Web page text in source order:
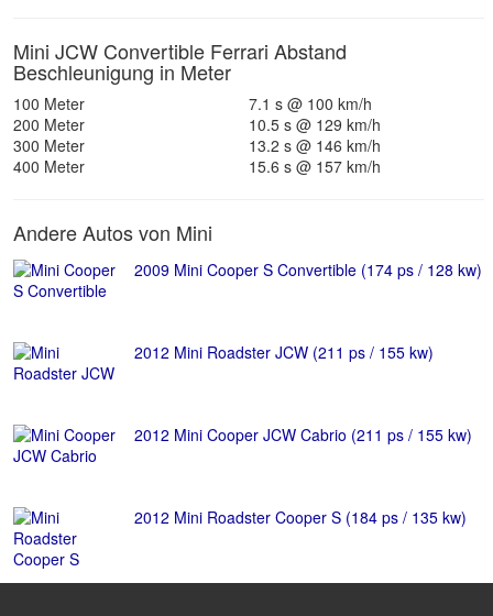
Mini JCW Convertible Ferrari Abstand
Beschleunigung in Meter
100 Meter
7.1 s @ 100 km/h
200 Meter
10.5 s @ 129 km/h
300 Meter
13.2 s @ 146 km/h
400 Meter
15.6 s @ 157 km/h
Andere Autos von Mini
2009 Mini Cooper S Convertible (174 ps / 128 kw)
2012 Mini Roadster JCW (211 ps / 155 kw)
2012 Mini Cooper JCW Cabrio (211 ps / 155 kw)
2012 Mini Roadster Cooper S (184 ps / 135 kw)